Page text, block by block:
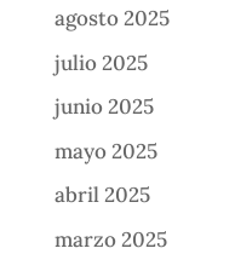
agosto 2025
julio 2025
junio 2025
mayo 2025
abril 2025
marzo 2025